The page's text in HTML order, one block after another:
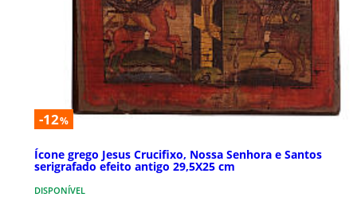
-12%
Ícone grego Jesus Crucifixo, Nossa Senhora e Santos
serigrafado efeito antigo 29,5X25 cm
DISPONÍVEL